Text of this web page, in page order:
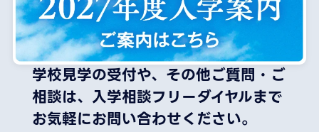
学校見学の受付や、その他ご質問・ご
相談は、 入学相談フリーダイヤルまで
お気軽にお問い合わせください。